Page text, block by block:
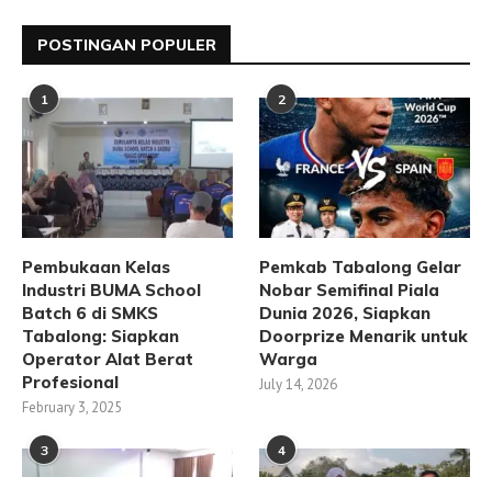
POSTINGAN POPULER
1
Pembukaan Kelas
Industri BUMA School
Batch 6 di SMKS
Tabalong: Siapkan
Operator Alat Berat
Profesional
February 3, 2025
2
Pemkab Tabalong Gelar
Nobar Semifinal Piala
Dunia 2026, Siapkan
Doorprize Menarik untuk
Warga
July 14, 2026
3 4